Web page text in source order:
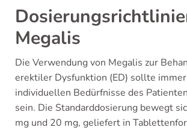
Megalis
Die Verwendung von Megalis zur
erektiler Dysfunktion (ED) sollte
individuellen Bedürfnisse des
sein. Die Standarddosierung bewegt
mg und 20 mg, geliefert in